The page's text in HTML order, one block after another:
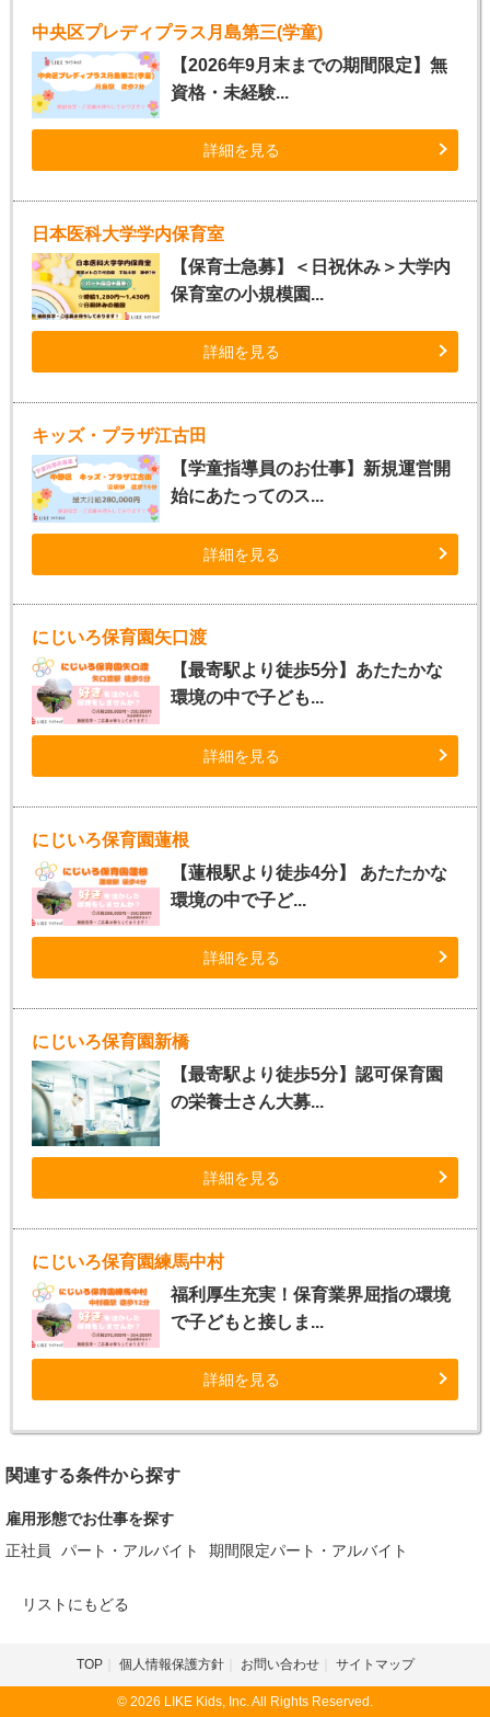
中央区プレディプラス月島第三(学童)
【2026年9月末までの期間限定】無
資格・未経験...
詳細を見る
日本医科大学学内保育室
【保育士急募】＜日祝休み＞大学内
保育室の小規模園...
詳細を見る
キッズ・プラザ江古田
【学童指導員のお仕事】新規運営開
始にあたってのス...
詳細を見る
にじいろ保育園矢口渡
【最寄駅より徒歩5分】あたたかな
環境の中で子ども...
詳細を見る
にじいろ保育園蓮根
【蓮根駅より徒歩4分】 あたたかな
環境の中で子ど...
詳細を見る
にじいろ保育園新橋
【最寄駅より徒歩5分】認可保育園
の栄養士さん大募...
詳細を見る
にじいろ保育園練馬中村
福利厚生充実！保育業界屈指の環境
で子どもと接しま...
詳細を見る
関連する条件から探す
雇用形態でお仕事を探す
正社員
パート・アルバイト 期間限定パート・アルバイト
リストにもどる
TOP 個人情報保護方針 お問い合わせ サイトマップ
© 2026 LIKE Kids, Inc. All Rights Reserved.